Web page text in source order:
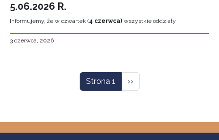
5.06.2026 R.
Informujemy, że w czwartek (4 czerwca) wszystkie oddziały
3 czerwca, 2026
Strona 1 Następna strona
››